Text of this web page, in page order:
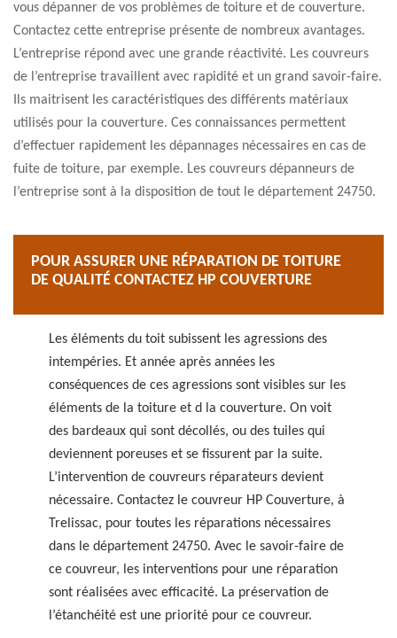
vous dépanner de vos problèmes de toiture et de couverture.
Contactez cette entreprise présente de nombreux avantages.
L’entreprise répond avec une grande réactivité. Les couvreurs
de l’entreprise travaillent avec rapidité et un grand savoir-faire.
Ils maitrisent les caractéristiques des différents matériaux
utilisés pour la couverture. Ces connaissances permettent
d’effectuer rapidement les dépannages nécessaires en cas de
fuite de toiture, par exemple. Les couvreurs dépanneurs de
l’entreprise sont à la disposition de tout le département 24750.
POUR ASSURER UNE RÉPARATION DE TOITURE
DE QUALITÉ CONTACTEZ HP COUVERTURE
Les éléments du toit subissent les agressions des
intempéries. Et année après années les
conséquences de ces agressions sont visibles sur les
éléments de la toiture et d la couverture. On voit
des bardeaux qui sont décollés, ou des tuiles qui
deviennent poreuses et se fissurent par la suite.
L’intervention de couvreurs réparateurs devient
nécessaire. Contactez le couvreur HP Couverture, à
Trelissac, pour toutes les réparations nécessaires
dans le département 24750. Avec le savoir-faire de
ce couvreur, les interventions pour une réparation
sont réalisées avec efficacité. La préservation de
l’étanchéité est une priorité pour ce couvreur.